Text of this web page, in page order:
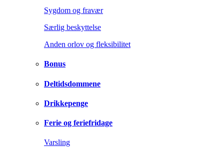
Sygdom og fravær
Særlig beskyttelse
Anden orlov og fleksibilitet
Bonus
Deltidsdommene
Drikkepenge
Ferie og feriefridage
Varsling